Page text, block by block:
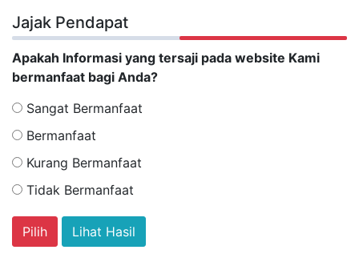
Jajak Pendapat
Apakah Informasi yang tersaji pada website Kami
bermanfaat bagi Anda?
Sangat Bermanfaat
Bermanfaat
Kurang Bermanfaat
Tidak Bermanfaat
Lihat Hasil